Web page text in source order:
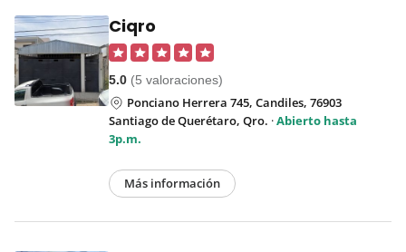
Ciqro
5.0 (5 valoraciones)
Ponciano Herrera 745, Candiles, 76903
Santiago de Querétaro, Qro. ·Abierto hasta
3p.m.
Más información